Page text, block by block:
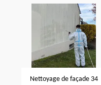
Nettoyage de façade 34